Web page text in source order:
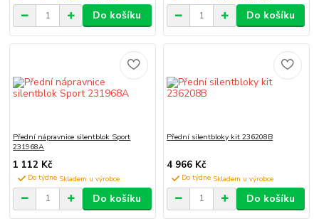
Do košíku Do košíku
Přední nápravnice silentblok Sport
231968A
1 112 Kč
Do týdne
Do košíku
Přední silentbloky kit 236208B
4 966 Kč
Do týdne
Do košíku